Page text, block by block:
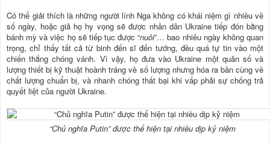
Có thể giải thích là những người lính Nga không có khái niệm gì nhiều về
số ngày, hoặc giả họ hy vọng sẽ được nhân dân Ukraine tiếp đón bằng
bánh mỳ và việc họ sẽ tiếp tục được “nuôi”… bao nhiêu ngày không quan
trọng, chỉ thấy tất cả từ binh đến sĩ đến tướng, đều quá tự tin vào một
chiến thắng chóng vánh. Vì vậy, họ đưa vào Ukraine một quân số và
lượng thiết bị kỹ thuật hoành tráng về số lượng nhưng hóa ra bần cùng về
chất lượng chuẩn bị, và nhanh chóng thất bại khi vấp phải sự chống trả
quyết liệt của người Ukraine.
“Chủ nghĩa Putin” được thể hiện tại nhiều dịp kỷ niệm